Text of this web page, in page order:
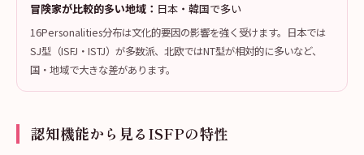
冒険家が比較的多い地域： 日本・韓国で多い
16Personalities分布は文化的要因の影響を強く受けます。日本では
SJ型（ISFJ・ISTJ）が多数派、北欧ではNT型が相対的に多いなど、
国・地域で大きな差があります。
認知機能から見るISFPの特性